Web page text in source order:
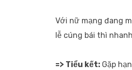
Với nữ mạng đang
lễ cúng bái thì
=> Tiểu kết: Gặp